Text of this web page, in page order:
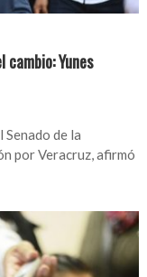
cambio: Yunes
de la
por Veracruz, afirmó